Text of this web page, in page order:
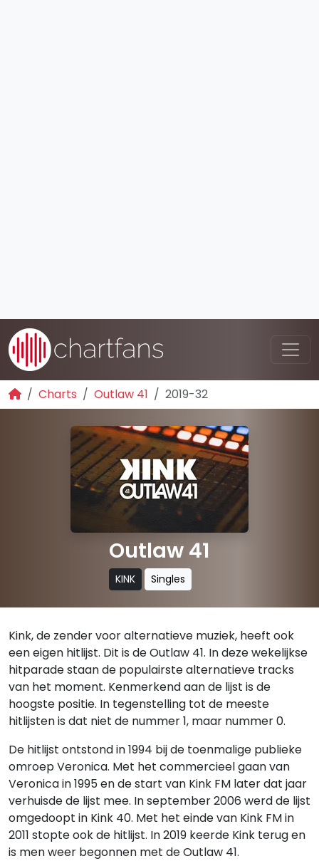
Charts Outlaw 41 2019-32
Outlaw 41
KINK Singles
Kink, de zender voor alternatieve muziek, heeft ook
een eigen hitlijst. Dit is de Outlaw 41. In deze wekelijkse
hitparade staan de populairste alternatieve tracks
van het moment. Kenmerkend aan de lijst is de
hoogste positie. In tegenstelling tot de meeste
hitlijsten is dat niet de nummer 1, maar nummer 0.
De hitlijst ontstond in 1994 bij de toenmalige publieke
omroep Veronica. Met het commercieel gaan van
Veronica in 1995 en de start van Kink FM later dat jaar
verhuisde de lijst mee. In september 2006 werd de lijst
omgedoopt in Kink 40. Met het einde van Kink FM in
2011 stopte ook de hitlijst. In 2019 keerde Kink terug en
is men weer begonnen met de Outlaw 41.